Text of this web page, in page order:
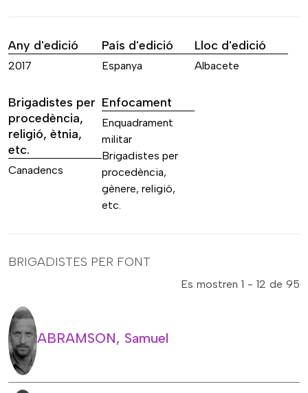
Any d'edició
2017
País d'edició
Espanya
Lloc d'edició
Albacete
Brigadistes per
procedència,
religió, ètnia,
etc.
Canadencs
Enfocament
Enquadrament
militar
Brigadistes per
procedència,
gènere, religió,
etc.
BRIGADISTES PER FONT
Es mostren 1 - 12 de 95
ABRAMSON, Samuel